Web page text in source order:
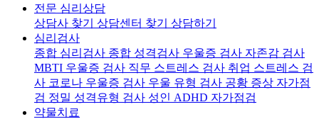
전문 심리상담
상담사 찾기 상담센터 찾기 상담하기
심리검사
종합 심리검사 종합 성격검사 우울증 검사 자존감 검사
MBTI 우울증 검사 직무 스트레스 검사 취업 스트레스 검
사 코로나 우울증 검사 우울 유형 검사 공황 증상 자가점
검 정밀 성격유형 검사 성인 ADHD 자가점검
약물치료